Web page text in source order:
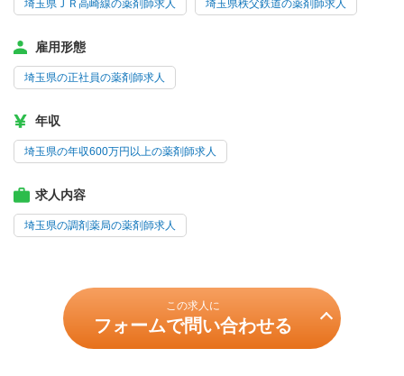
埼玉県ＪＲ高崎線の薬剤師求人 埼玉県秩父鉄道の薬剤師求人
雇用形態
埼玉県の正社員の薬剤師求人
年収
埼玉県の年収600万円以上の薬剤師求人
求人内容
埼玉県の調剤薬局の薬剤師求人
この求人に
フォームで問い合わせる